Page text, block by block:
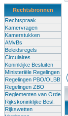
Rechtsbronnen
Rechtspraak
Kamervragen
Kamerstukken
AMvBs
Beleidsregels
Circulaires
Koninklijke Besluiten
Ministeriële Regelingen
Regelingen PBO/OLBB
Regelingen ZBO
Reglementen van Orde
Rijkskoninklijke Besl.
Rijkswetten